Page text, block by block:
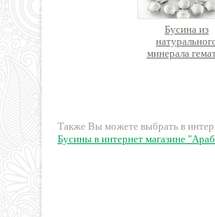
Бусина из
минерала
Также Вы можете выбрать в
Бусины в интернет магазине